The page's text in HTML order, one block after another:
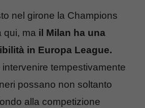
nel girone la Champions
qui, ma il Milan ha una
in Europa League.
tempestivamente
possano non soltanto
alla competizione